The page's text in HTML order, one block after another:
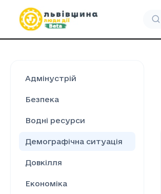
Адмінустрій
Безпека
Водні ресурси
Демографічна ситуація
Довкілля
Економіка